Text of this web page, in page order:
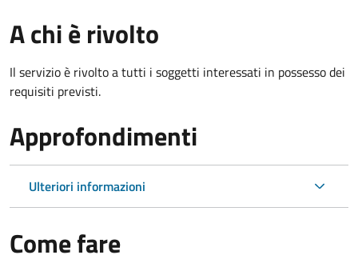
A chi è rivolto
Il servizio è rivolto a tutti i soggetti interessati in possesso dei
requisiti previsti.
Approfondimenti
Ulteriori informazioni
Come fare